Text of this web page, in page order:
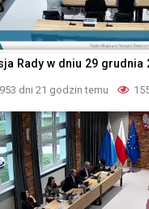
Rady w dniu 29 grudnia
953 dni 21 godzin temu